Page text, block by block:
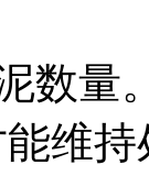
数量
维